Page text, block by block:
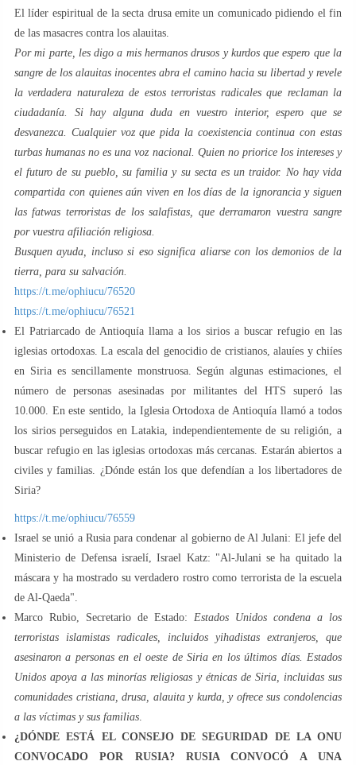
El líder espiritual de la secta drusa emite un comunicado pidiendo el fin
de las masacres contra los alauitas.
Por mi parte, les digo a mis hermanos drusos y kurdos que espero que la
sangre de los alauitas inocentes abra el camino hacia su libertad y revele
la verdadera naturaleza de estos terroristas radicales que reclaman la
ciudadanía. Si hay alguna duda en vuestro interior, espero que se
desvanezca. Cualquier voz que pida la coexistencia continua con estas
turbas humanas no es una voz nacional. Quien no priorice los intereses y
el futuro de su pueblo, su familia y su secta es un traidor. No hay vida
compartida con quienes aún viven en los días de la ignorancia y siguen
las fatwas terroristas de los salafistas, que derramaron vuestra sangre
por vuestra afiliación religiosa.
Busquen ayuda, incluso si eso significa aliarse con los demonios de la
tierra, para su salvación.
https://t.me/ophiucu/76520
https://t.me/ophiucu/76521
El Patriarcado de Antioquía llama a los sirios a buscar refugio en las
iglesias ortodoxas. La escala del genocidio de cristianos, alauíes y chiíes
en Siria es sencillamente monstruosa. Según algunas estimaciones, el
número de personas asesinadas por militantes del HTS superó las
10.000. En este sentido, la Iglesia Ortodoxa de Antioquía llamó a todos
los sirios perseguidos en Latakia, independientemente de su religión, a
buscar refugio en las iglesias ortodoxas más cercanas. Estarán abiertos a
civiles y familias. ¿Dónde están los que defendían a los libertadores de
Siria?
https://t.me/ophiucu/76559
Israel se unió a Rusia para condenar al gobierno de Al Julani: El jefe del
Ministerio de Defensa israelí, Israel Katz: "Al-Julani se ha quitado la
máscara y ha mostrado su verdadero rostro como terrorista de la escuela
de Al-Qaeda".
Marco Rubio, Secretario de Estado: Estados Unidos condena a los
terroristas islamistas radicales, incluidos yihadistas extranjeros, que
asesinaron a personas en el oeste de Siria en los últimos días. Estados
Unidos apoya a las minorías religiosas y étnicas de Siria, incluidas sus
comunidades cristiana, drusa, alauita y kurda, y ofrece sus condolencias
a las víctimas y sus familias
¿DÓNDE ESTÁ EL CONSEJO DE SEGURIDAD DE LA ONU
CONVOCADO POR RUSIA? RUSIA CONVOCÓ A UNA